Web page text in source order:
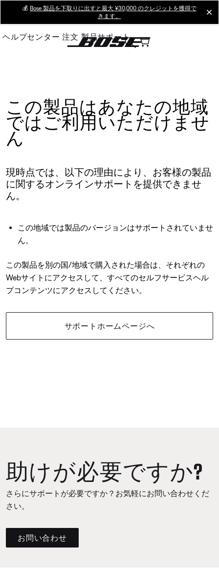
Main
💰 Bose 製品を下取りに出すと最大 ¥30,000 のクレジットを獲得で
きます。
ヘルプセンター 注文 製品サポート
この製品はあなたの地域
ではご利用いただけませ
ん
現時点では、以下の理由により、お客様の製品
に関するオンラインサポートを提供できませ
ん。
この地域では製品のバージョンはサポートされていませ
ん。
この製品を別の国/地域で購入された場合は、それぞれの
Webサイトにアクセスして、すべてのセルフサービスヘル
プコンテンツにアクセスしてください。
サポートホームページへ
助けが必要ですか?
さらにサポートが必要ですか？お気軽にお問い合わせくだ
さい。
お問い合わせ